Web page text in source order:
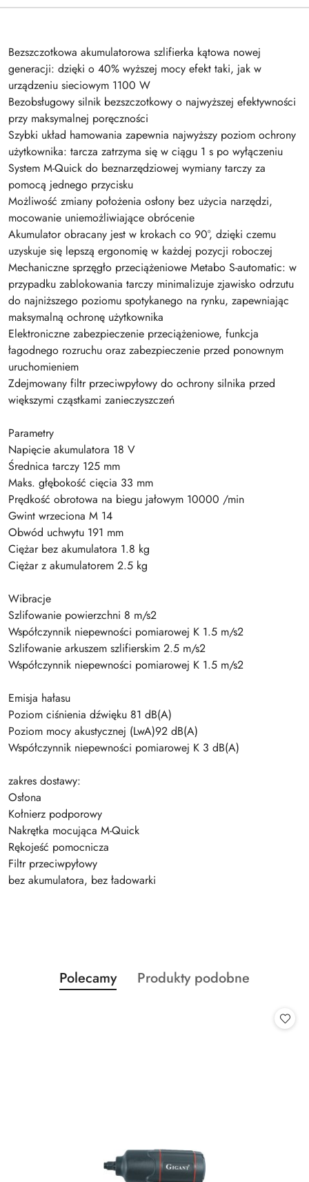
Bezszczotkowa akumulatorowa szlifierka kątowa nowej
generacji: dzięki o 40% wyższej mocy efekt taki, jak w
urządzeniu sieciowym 1100 W
Bezobsługowy silnik bezszczotkowy o najwyższej efektywności
przy maksymalnej poręczności
Szybki układ hamowania zapewnia najwyższy poziom ochrony
użytkownika: tarcza zatrzyma się w ciągu 1 s po wyłączeniu
System M-Quick do beznarzędziowej wymiany tarczy za
pomocą jednego przycisku
Możliwość zmiany położenia osłony bez użycia narzędzi,
mocowanie uniemożliwiające obrócenie
Akumulator obracany jest w krokach co 90°, dzięki czemu
uzyskuje się lepszą ergonomię w każdej pozycji roboczej
Mechaniczne sprzęgło przeciążeniowe Metabo S-automatic: w
przypadku zablokowania tarczy minimalizuje zjawisko odrzutu
do najniższego poziomu spotykanego na rynku, zapewniając
maksymalną ochronę użytkownika
Elektroniczne zabezpieczenie przeciążeniowe, funkcja
łagodnego rozruchu oraz zabezpieczenie przed ponownym
uruchomieniem
Zdejmowany filtr przeciwpyłowy do ochrony silnika przed
większymi cząstkami zanieczyszczeń
Parametry
Napięcie akumulatora 18 V
Średnica tarczy 125 mm
Maks. głębokość cięcia 33 mm
Prędkość obrotowa na biegu jałowym 10000 /min
Gwint wrzeciona M 14
Obwód uchwytu 191 mm
Ciężar bez akumulatora 1.8 kg
Ciężar z akumulatorem 2.5 kg
Wibracje
Szlifowanie powierzchni 8 m/s2
Współczynnik niepewności pomiarowej K 1.5 m/s2
Szlifowanie arkuszem szlifierskim 2.5 m/s2
Współczynnik niepewności pomiarowej K 1.5 m/s2
Emisja hałasu
Poziom ciśnienia dźwięku 81 dB(A)
Poziom mocy akustycznej (LwA)92 dB(A)
Współczynnik niepewności pomiarowej K 3 dB(A)
zakres dostawy:
Osłona
Kołnierz podporowy
Nakrętka mocująca M-Quick
Rękojeść pomocnicza
Filtr przeciwpyłowy
bez akumulatora, bez ładowarki
Pomiń karuzelę produktów
Produkty
o
Polecamy
Produkty
Produkty podobne